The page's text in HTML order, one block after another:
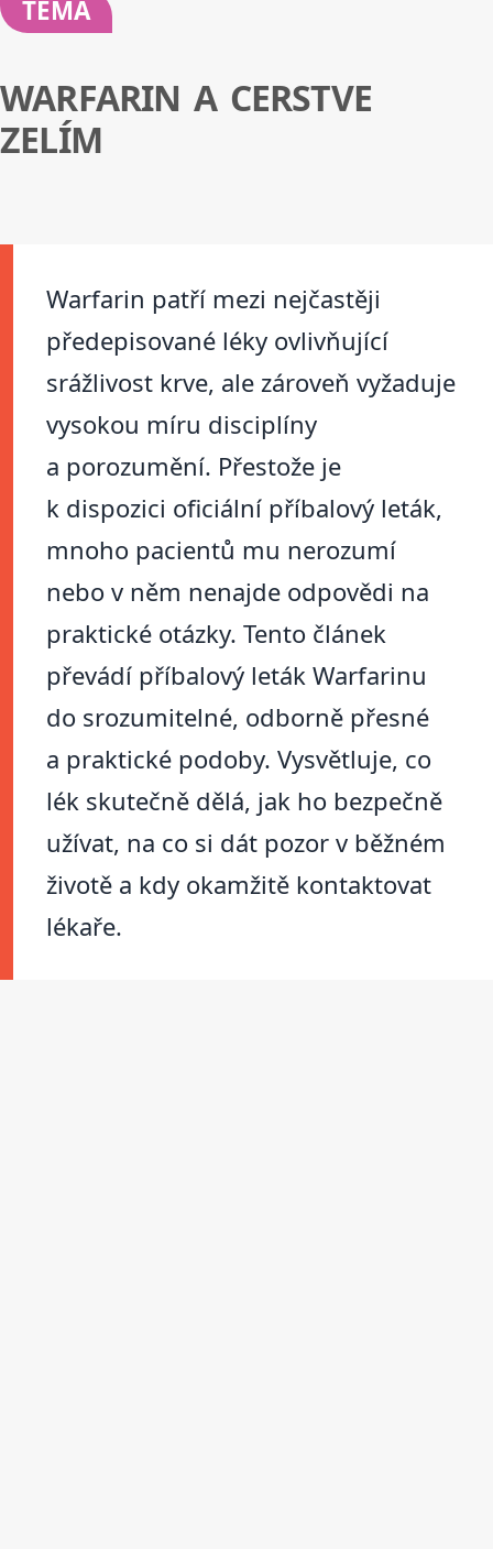
TÉMA
WARFARIN A CERSTVE
ZELÍM
Warfarin patří mezi nejčastěji
předepisované léky ovlivňující
srážlivost krve, ale zároveň vyžaduje
vysokou míru disciplíny
a porozumění. Přestože je
k dispozici oficiální příbalový leták,
mnoho pacientů mu nerozumí
nebo v něm nenajde odpovědi na
praktické otázky. Tento článek
převádí příbalový leták Warfarinu
do srozumitelné, odborně přesné
a praktické podoby. Vysvětluje, co
lék skutečně dělá, jak ho bezpečně
užívat, na co si dát pozor v běžném
životě a kdy okamžitě kontaktovat
lékaře.